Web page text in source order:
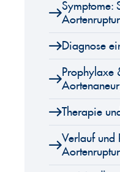
Symptome:
Aortenruptur
Diagnose
Prophylaxe
Therapie
Verlauf und
Aortenruptur